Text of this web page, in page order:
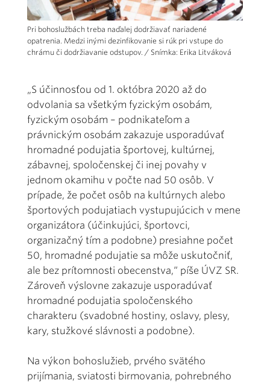
Pri bohoslužbách treba naďalej dodržiavať nariadené
opatrenia. Medzi inými dezinfikovanie si rúk pri vstupe do
chrámu či dodržiavanie odstupov. / Snímka: Erika Litváková
„S účinnosťou od 1. októbra 2020 až do
odvolania sa všetkým fyzickým osobám,
fyzickým osobám – podnikateľom a
právnickým osobám zakazuje usporadúvať
hromadné podujatia športovej, kultúrnej,
zábavnej, spoločenskej či inej povahy v
jednom okamihu v počte nad 50 osôb. V
prípade, že počet osôb na kultúrnych alebo
športových podujatiach vystupujúcich v mene
organizátora (účinkujúci, športovci,
organizačný tím a podobne) presiahne počet
50, hromadné podujatie sa môže uskutočniť,
ale bez prítomnosti obecenstva,“ píše ÚVZ SR.
Zároveň výslovne zakazuje usporadúvať
hromadné podujatia spoločenského
charakteru (svadobné hostiny, oslavy, plesy,
kary, stužkové slávnosti a podobne).
Na výkon bohoslužieb, prvého svätého
prijímania, sviatosti birmovania, pohrebného